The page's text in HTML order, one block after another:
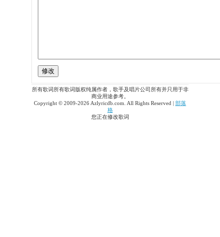
所有歌词所有歌词版权纯属作者，歌手及唱片公司所有并只用于非
商业用途参考。
Copyright © 2009-2026 Azlyricdb.com. All Rights Reserved | 部落
格
您正在修改歌词